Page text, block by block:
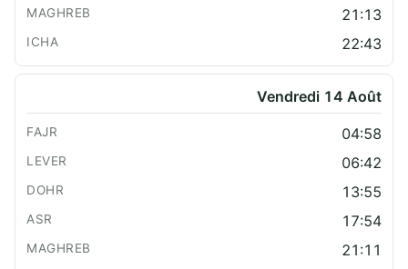
21:13
22:43
Vendredi 14 Août
04:58
06:42
13:55
17:54
21:11